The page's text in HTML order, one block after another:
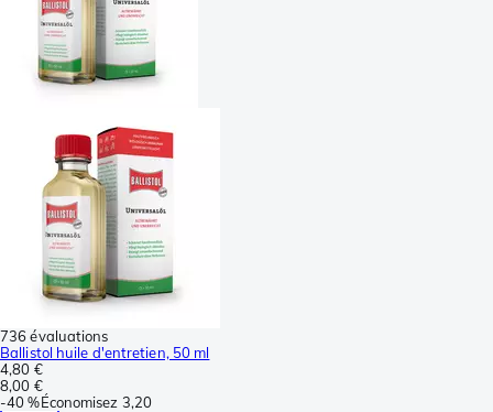
736 évaluations
Ballistol huile d'entretien, 50 ml
4,80 €
8,00 €
-40 %Économisez 3,20